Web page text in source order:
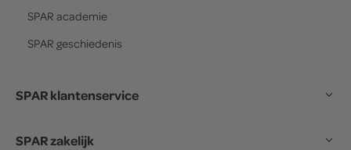
SPAR academie
SPAR geschiedenis
SPAR klantenservice
SPAR zakelijk